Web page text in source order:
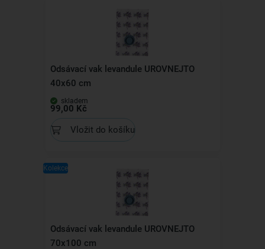
Odsávací vak levandule UROVNEJTO
40x60 cm
skladem
99,00 Kč
Vložit do košíku
Kolekce
Odsávací vak levandule UROVNEJTO
70x100 cm